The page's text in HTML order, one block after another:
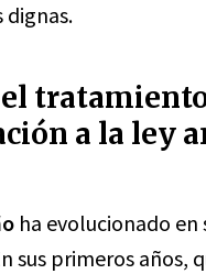
dignas.
el
a la ley
ha evolucionado
primeros años,